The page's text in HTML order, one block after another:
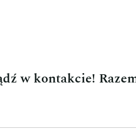
w kontakcie!